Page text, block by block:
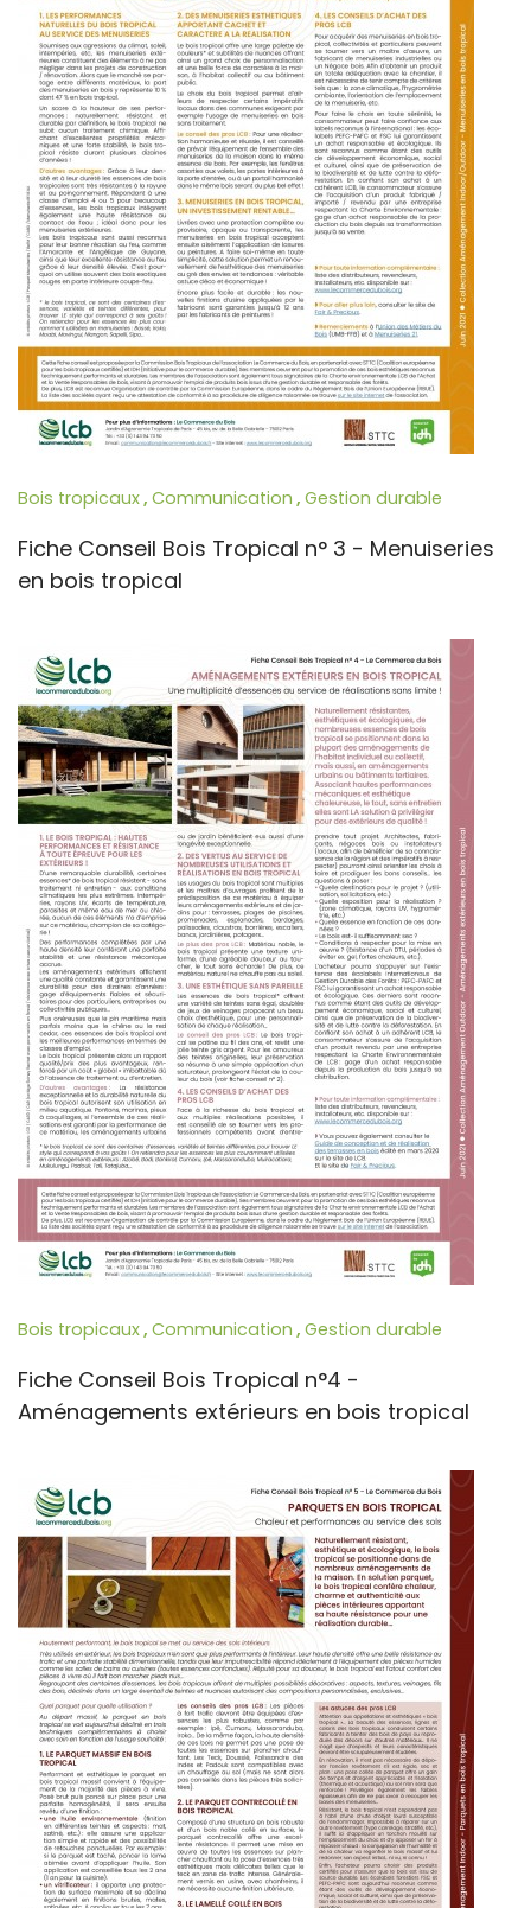
Bois tropicaux, Communication , Gestion durable
Fiche Conseil Bois Tropical n° 3 - Menuiseries
en bois tropical
Bois tropicaux, Communication , Gestion durable
Fiche Conseil Bois Tropical n°4 -
Aménagements extérieurs en bois tropical